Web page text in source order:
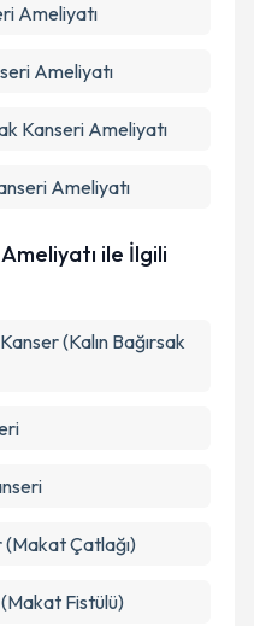
Ameliyatı
Ameliyatı
Kanseri Ameliyatı
Ameliyatı
ile İlgili
(Kalın Bağırsak
(Makat Çatlağı)
Fistülü)